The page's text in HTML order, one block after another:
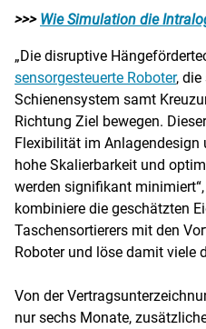
>>> Wie Simulation die
„Die disruptive
sensorgesteuerte Roboter, die
Schienensystem samt
Richtung Ziel bewegen.
Flexibilität im Anlagendesign
hohe Skalierbarkeit und
werden signifikant
kombiniere die geschätzten
Taschensortierers mit den
Roboter und löse damit viele
Von der
nur sechs Monate,